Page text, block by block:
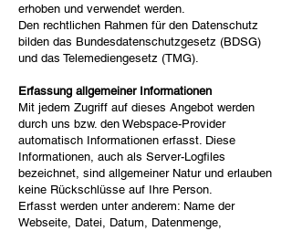
erhoben und verwendet werden.
Den rechtlichen Rahmen für den Datenschutz
bilden das Bundesdatenschutzgesetz (BDSG)
und das Telemediengesetz (TMG).
Erfassung allgemeiner Informationen
Mit jedem Zugriff auf dieses Angebot werden
durch uns bzw. den Webspace-Provider
automatisch Informationen erfasst. Diese
Informationen, auch als Server-Logfiles
bezeichnet, sind allgemeiner Natur und erlauben
keine Rückschlüsse auf Ihre Person.
Erfasst werden unter anderem: Name der
Webseite, Datei, Datum, Datenmenge,